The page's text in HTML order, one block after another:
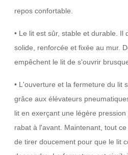
repos confortable.
• Le lit est sûr, stable et durable. Il
solide, renforcée et fixée au mur.
empêchent le lit de s'ouvrir
• L'ouverture et la fermeture du lit
grâce aux élévateurs
lit en exerçant une légère
rabat à l'avant. Maintenant, tout
de tirer doucement pour que le lit